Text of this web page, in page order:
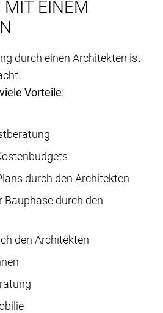
EINEM
durch einen Architekten ist
viele Vorteile:
durch den Architekten
Bauphase durch den
den Architekten